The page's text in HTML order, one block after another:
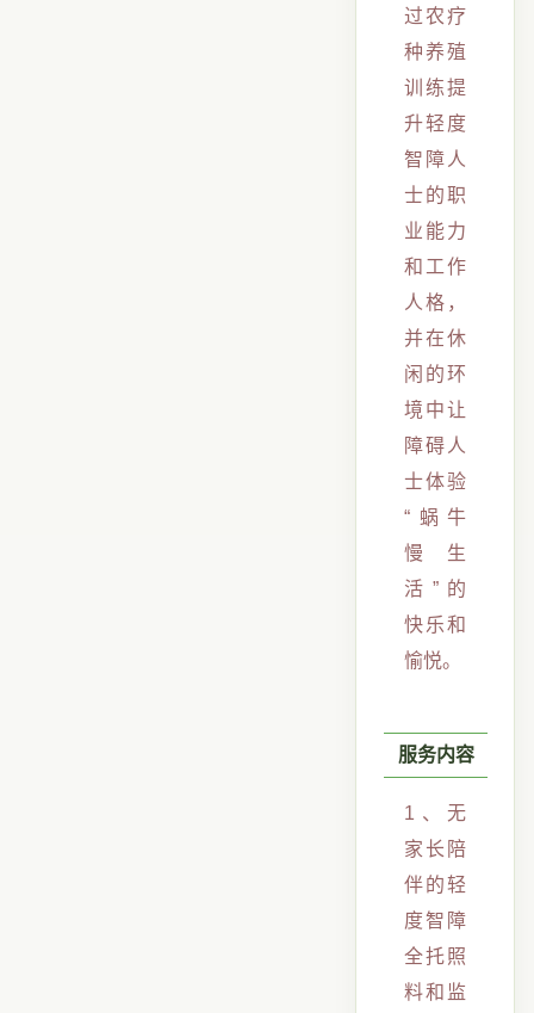
过农疗
种养殖
训练提
升轻度
智障人
士的职
业能力
和工作
人格，
并在休
闲的环
境中让
障碍人
士体验
“蜗牛
慢生
活”的
快乐和
愉悦。
服务内容
1、无
家长陪
伴的轻
度智障
全托照
料和监